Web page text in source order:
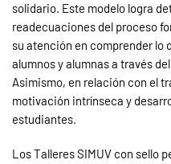
solidario. Este modelo logra
readecuaciones del proceso
su atención en comprender lo
alumnos y alumnas a través
Asimismo, en relación con el
motivación intrínseca y
estudiantes.
Los Talleres SIMUV con sello